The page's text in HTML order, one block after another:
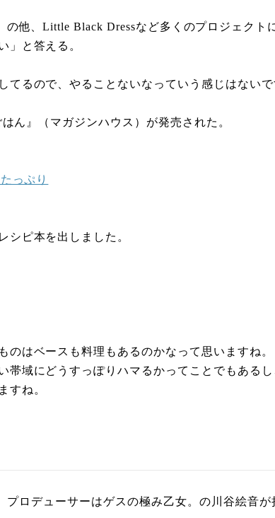
他、Little Black Dressなど多くのプロジェクト
」と答える。
るので、やることないなっていう感じはないで
ん』（マガジンハウス）が発売された。
っぷり
シピ本を出しました。
はベースも料理もあるのかなって思いますね
域にどうすっぽりハマるかってことでもある
すね。
ロデューサーはゲスの極み乙女。の川谷絵音が